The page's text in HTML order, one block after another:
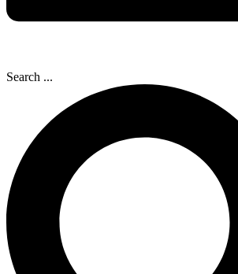
Search ...